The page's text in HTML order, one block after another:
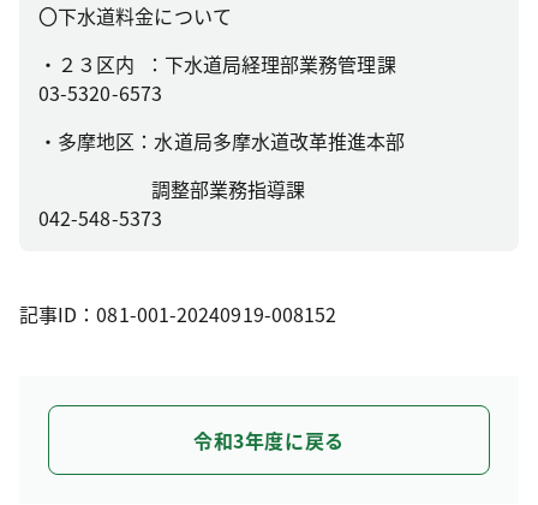
〇下水道料金について
・２３区内 ：下水道局経理部業務管理課
03-5320-6573
・多摩地区：水道局多摩水道改革推進本部
調整部業務指導課
042-548-5373
記事ID：081-001-20240919-008152
令和3年度に戻る